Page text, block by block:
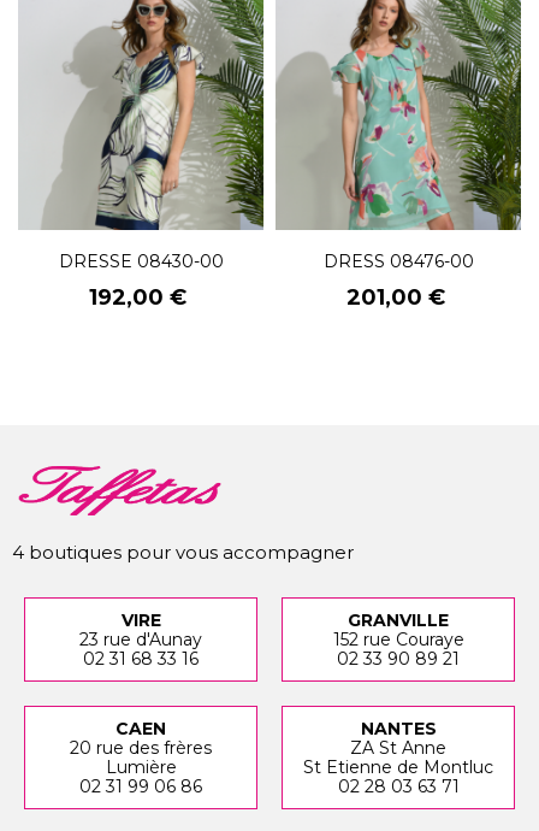
DRESSE 08430-00
Prix
192,00 €
DRESS 08476-00
Prix
201,00 €
4 boutiques pour vous accompagner
VIRE
23 rue d'Aunay
02 31 68 33 16
GRANVILLE
152 rue Couraye
02 33 90 89 21
CAEN
20 rue des frères
Lumière
02 31 99 06 86
NANTES
ZA St Anne
St Etienne de Montluc
02 28 03 63 71